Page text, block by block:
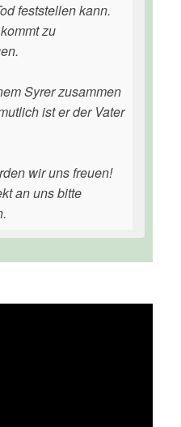
feststellen kann.
zu
Syrer zusammen
ist er der Vater
wir uns freuen!
an uns bitte